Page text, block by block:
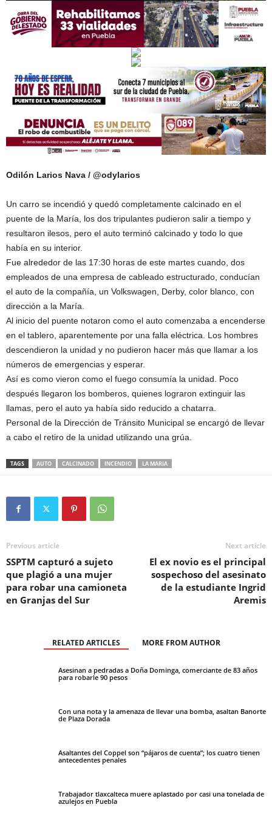
Odilón Larios Nava / @odylarios
Un carro se incendió y quedó completamente calcinado en el
puente de la María, los dos tripulantes pudieron salir a tiempo y
resultaron ilesos, pero el auto terminó calcinado y todo lo que
había en su interior.
Fue alrededor de las 17:30 horas de este martes cuando, dos
empleados de una empresa de cableado estructurado, conducían
el auto de la compañía, un Volkswagen, Derby, color blanco, con
dirección a la María.
Al inicio del puente notaron como el auto comenzaba a encenderse
en el tablero, aparentemente por una falla eléctrica. Los hombres
descendieron la unidad y no pudieron hacer más que llamar a los
números de emergencias y esperar.
Así es como vieron como el fuego consumía la unidad. Poco
después llegaron los bomberos, quienes lograron extinguir las
llamas, pero el auto ya había sido reducido a chatarra.
Personal de la Dirección de Tránsito Municipal se encargó de llevar
a cabo el retiro de la unidad utilizando una grúa.
TAGS AUTO CALCINADO INCENDIO LA MARIA
Previous article
SSPTM capturó a sujeto
que plagió a una mujer
para robar una camioneta
en Granjas del Sur
Next article
El ex novio es el principal
sospechoso del asesinato
de la estudiante Ingrid
Aremis
RELATED ARTICLES MORE FROM AUTHOR
Asesinan a pedradas a Doña Dominga, comerciante de 83 años
para robarle 90 pesos
Con una nota y la amenaza de llevar una bomba, asaltan Banorte
de Plaza Dorada
Asaltantes del Coppel son “pájaros de cuenta”; los cuatro tienen
antecedentes penales
Trabajador tlaxcalteca muere aplastado por casi una tonelada de
azulejos en Puebla